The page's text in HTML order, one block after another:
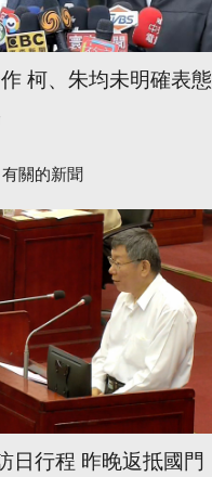
柯、朱均未明確表態
有關的新聞
日行程 昨晚返抵國門